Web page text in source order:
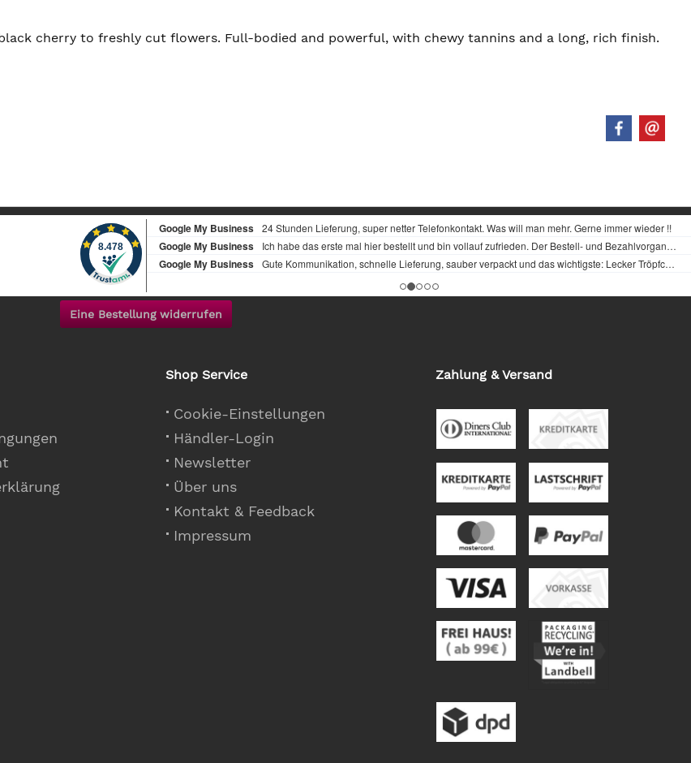
cherry to freshly cut flowers. Full-bodied and powerful, with chewy tannins and a long, rich finish.
Eine Bestellung widerrufen
Shop Service
Cookie-Einstellungen
Händler-Login
Newsletter
Über uns
Kontakt & Feedback
Impressum
Zahlung & Versand